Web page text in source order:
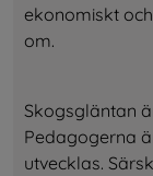
ekonomiskt
om.
Skogsgläntan
Pedagogerna
utvecklas.